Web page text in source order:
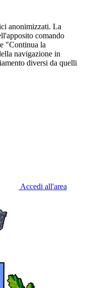
anonimizzati. La
comando
"Continua la
navigazione in
diversi da quelli
Accedi all'area